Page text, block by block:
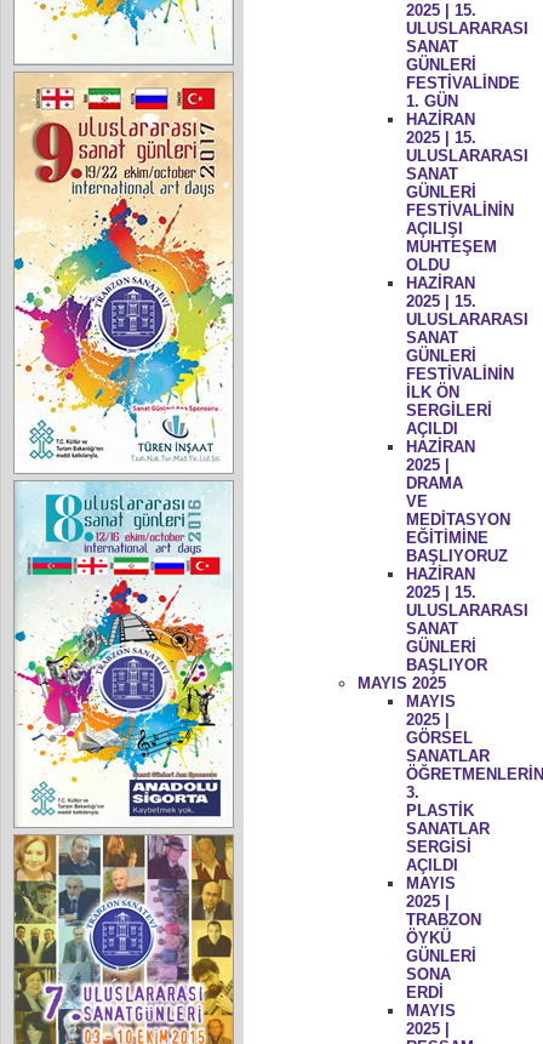
2025 | 15.
ULUSLARARASI
SANAT
GÜNLERİ
FESTİVALİNDE
1. GÜN
HAZİRAN
2025 | 15.
ULUSLARARASI
SANAT
GÜNLERİ
FESTİVALİNİN
AÇILIŞI
MUHTEŞEM
OLDU
HAZİRAN
2025 | 15.
ULUSLARARASI
SANAT
GÜNLERİ
FESTİVALİNİN
İLK ÖN
SERGİLERİ
AÇILDI
HAZİRAN
2025 |
DRAMA
VE
MEDİTASYON
EĞİTİMİNE
BAŞLIYORUZ
HAZİRAN
2025 | 15.
ULUSLARARASI
SANAT
GÜNLERİ
BAŞLIYOR
MAYIS 2025
MAYIS
2025 |
GÖRSEL
SANATLAR
3.
PLASTİK
SANATLAR
SERGİSİ
AÇILDI
MAYIS
2025 |
TRABZON
ÖYKÜ
GÜNLERİ
SONA
ERDİ
MAYIS
2025 |